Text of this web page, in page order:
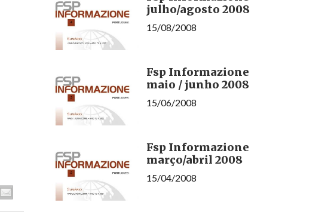
julho/agosto 2008
15/08/2008
Fsp Informazione
maio / junho 2008
15/06/2008
Fsp Informazione
março/abril 2008
15/04/2008